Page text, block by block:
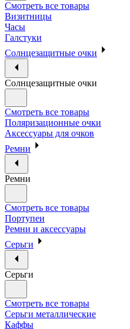
Смотреть все товары
Визитницы
Часы
Галстуки
Солнцезащитные очки
Солнцезащитные очки
Смотреть все товары
Поляризационные очки
Аксессуары для очков
Ремни
Ремни
Смотреть все товары
Портупеи
Ремни и аксессуары
Серьги
Серьги
Смотреть все товары
Серьги металлические
Каффы